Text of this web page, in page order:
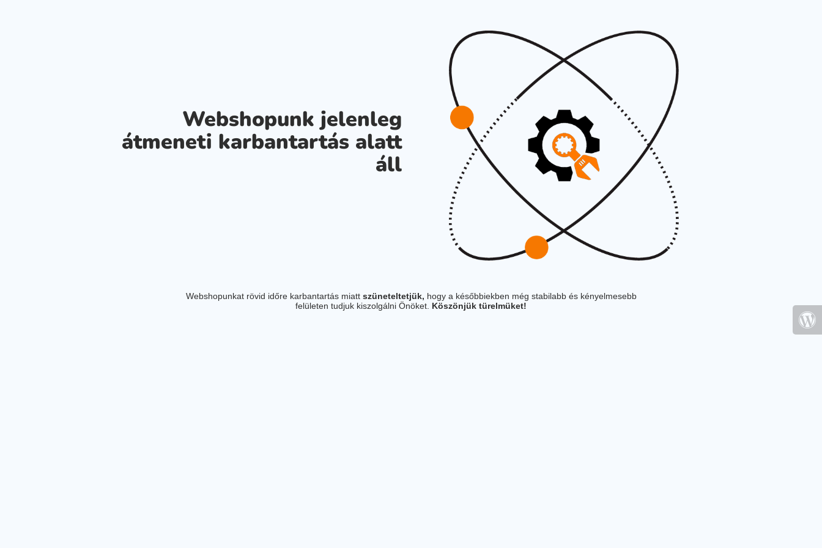
Webshopunk jelenleg
átmeneti karbantartás alatt
áll
Webshopunkat rövid időre karbantartás miatt szüneteltetjük, hogy a későbbiekben még stabilabb és kényelmesebb
felületen tudjuk kiszolgálni Önöket. Köszönjük türelmüket!